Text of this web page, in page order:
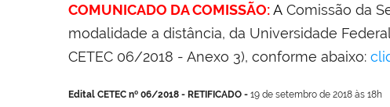
COMUNICADO DA COMISSÃO:A Comissão da
modalidade a distância, da Universidade
CETEC 06/2018 - Anexo 3), conforme abaixo:
Edital CETEC nº 06/2018 - RETIFICADO - 19 de setembro de 2018 às 18h